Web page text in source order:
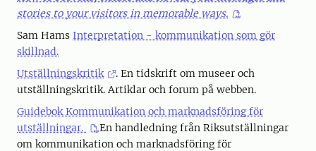
stories to your visitors in memorable ways.
Sam Hams Interpretation - kommunikation som gör
skillnad.
Utställningskritik
. En tidskrift om museer och
utställningskritik. Artiklar och forum på webben.
Guidebok Kommunikation och marknadsföring för
utställningar.
En handledning från Riksutställningar
om kommunikation och marknadsföring för